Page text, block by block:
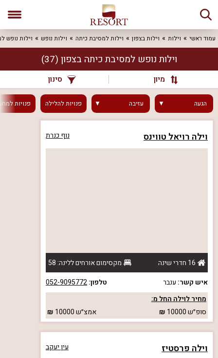
עמוד ראשי וילות וילות בצפון וילות למסיבת כיתה וילות נופש וילות נופש
וילות נופש למסיבת כיתה בצפון (37)
מיון סינון
הגעה עזיבה פנויותלהלילה פנויות
וילה רויאל טווינס נוף כנרת
16 חדרי שינה
מקסימום אורחים ללינה: 58
איש קשר: ענבר טלפון:052-9095772
מחיר לוילה החל מ:
סופ״ש10000 אמצ״ש10000
וילה פרסטיז עין יעקב